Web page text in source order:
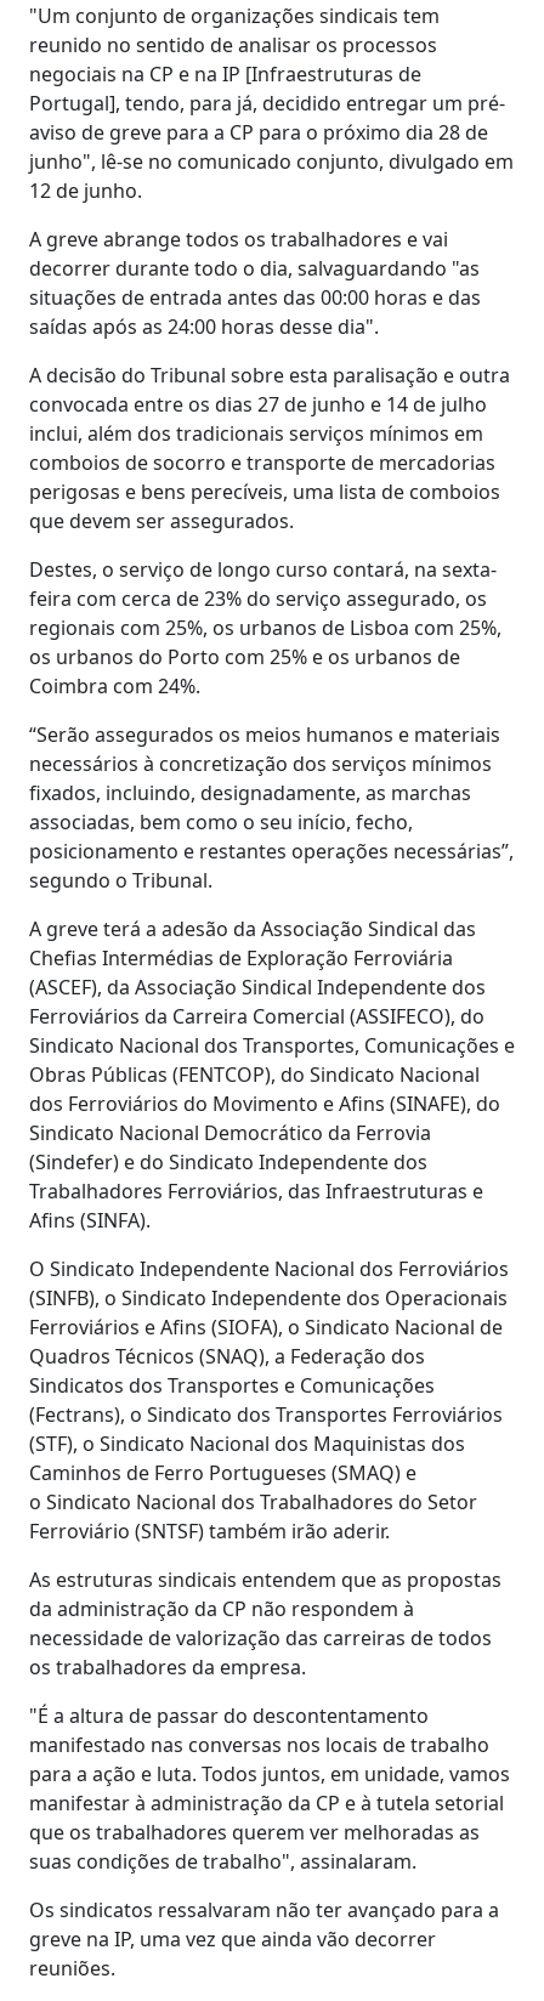
"Um conjunto de organizações sindicais tem
reunido no sentido de analisar os processos
negociais na CP e na IP [Infraestruturas de
Portugal], tendo, para já, decidido entregar um pré-
aviso de greve para a CP para o próximo dia 28 de
junho", lê-se no comunicado conjunto, divulgado em
12 de junho.
A greve abrange todos os trabalhadores e vai
decorrer durante todo o dia, salvaguardando "as
situações de entrada antes das 00:00 horas e das
saídas após as 24:00 horas desse dia".
A decisão do Tribunal sobre esta paralisação e outra
convocada entre os dias 27 de junho e 14 de julho
inclui, além dos tradicionais serviços mínimos em
comboios de socorro e transporte de mercadorias
perigosas e bens perecíveis, uma lista de comboios
que devem ser assegurados.
Destes, o serviço de longo curso contará, na sexta-
feira com cerca de 23% do serviço assegurado, os
regionais com 25%, os urbanos de Lisboa com 25%,
os urbanos do Porto com 25% e os urbanos de
Coimbra com 24%.
“Serão assegurados os meios humanos e materiais
necessários à concretização dos serviços mínimos
fixados, incluindo, designadamente, as marchas
associadas, bem como o seu início, fecho,
posicionamento e restantes operações necessárias”,
segundo o Tribunal.
A greve terá a adesão da Associação Sindical das
Chefias Intermédias de Exploração Ferroviária
(ASCEF), da Associação Sindical Independente dos
Ferroviários da Carreira Comercial (ASSIFECO), do
Sindicato Nacional dos Transportes, Comunicações e
Obras Públicas (FENTCOP), do Sindicato Nacional
dos Ferroviários do Movimento e Afins (SINAFE), do
Sindicato Nacional Democrático da Ferrovia
(Sindefer) e do Sindicato Independente dos
Trabalhadores Ferroviários, das Infraestruturas e
Afins (SINFA).
O Sindicato Independente Nacional dos Ferroviários
(SINFB), o Sindicato Independente dos Operacionais
Ferroviários e Afins (SIOFA), o Sindicato Nacional de
Quadros Técnicos (SNAQ), a Federação dos
Sindicatos dos Transportes e Comunicações
(Fectrans), o Sindicato dos Transportes Ferroviários
(STF), o Sindicato Nacional dos Maquinistas dos
Caminhos de Ferro Portugueses (SMAQ) e
o Sindicato Nacional dos Trabalhadores do Setor
Ferroviário (SNTSF) também irão aderir.
As estruturas sindicais entendem que as propostas
da administração da CP não respondem à
necessidade de valorização das carreiras de todos
os trabalhadores da empresa.
"É a altura de passar do descontentamento
manifestado nas conversas nos locais de trabalho
para a ação e luta. Todos juntos, em unidade, vamos
manifestar à administração da CP e à tutela setorial
que os trabalhadores querem ver melhoradas as
suas condições de trabalho", assinalaram.
Os sindicatos ressalvaram não ter avançado para a
greve na IP, uma vez que ainda vão decorrer
reuniões.